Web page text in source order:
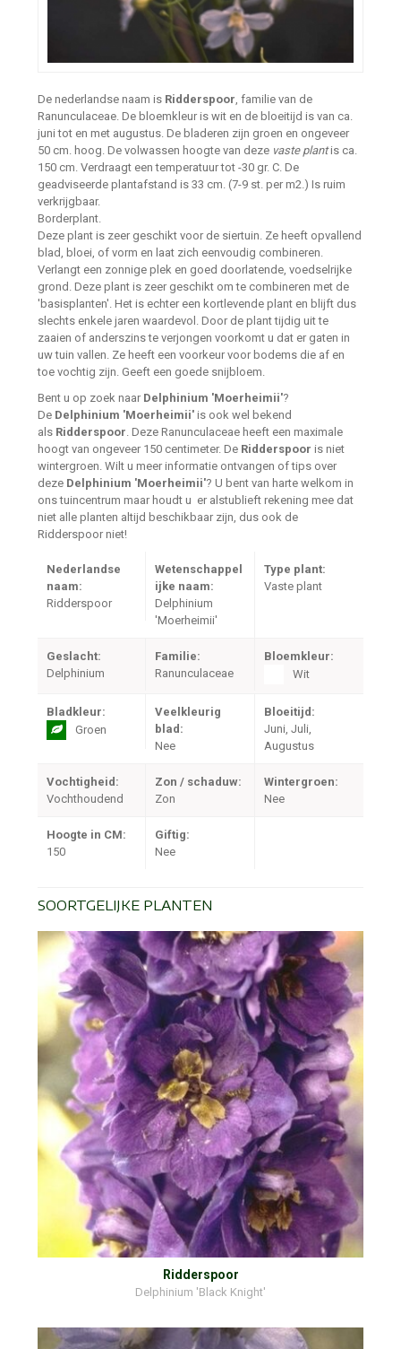
De nederlandse naam is Ridderspoor , familie van de
Ranunculaceae. De bloemkleur is wit en de bloeitijd is van ca.
juni tot en met augustus. De bladeren zijn groen en ongeveer
50 cm. hoog. De volwassen hoogte van deze vaste plantis ca.
150 cm. Verdraagt een temperatuur tot -30 gr. C. De
geadviseerde plantafstand is 33 cm. (7-9 st. per m2.) Is ruim
verkrijgbaar.
Borderplant.
Deze plant is zeer geschikt voor de siertuin. Ze heeft opvallend
blad, bloei, of vorm en laat zich eenvoudig combineren.
Verlangt een zonnige plek en goed doorlatende, voedselrijke
grond. Deze plant is zeer geschikt om te combineren met de
'basisplanten'. Het is echter een kortlevende plant en blijft dus
slechts enkele jaren waardevol. Door de plant tijdig uit te
zaaien of anderszins te verjongen voorkomt u dat er gaten in
uw tuin vallen. Ze heeft een voorkeur voor bodems die af en
toe vochtig zijn. Geeft een goede snijbloem.
Bent u op zoek naar Delphinium 'Moerheimii'?
De Delphinium 'Moerheimii' is ook wel bekend
als Ridderspoor . Deze Ranunculaceae heeft een maximale
hoogt van ongeveer 150 centimeter. De Ridderspoor is niet
wintergroen. Wilt u meer informatie ontvangen of tips over
deze Delphinium 'Moerheimii'? U bent van harte welkom in
ons tuincentrum maar houdt u er alstublieft rekening mee dat
niet alle planten altijd beschikbaar zijn, dus ook de
Ridderspoor niet!
Nederlandse
naam:
Ridderspoor
Wetenschappel
ijke naam:
Delphinium
'Moerheimii'
Type plant:
Vaste plant
Geslacht:
Delphinium
Familie:
Ranunculaceae
Bloemkleur:
Wit
Bladkleur:
Groen
Veelkleurig
blad:
Nee
Bloeitijd:
Juni, Juli,
Augustus
Vochtigheid:
Vochthoudend
Zon / schaduw:
Zon
Wintergroen:
Nee
Hoogte in CM:
150
Giftig:
Nee
SOORTGELIJKE PLANTEN
Ridderspoor
Delphinium 'Black Knight'